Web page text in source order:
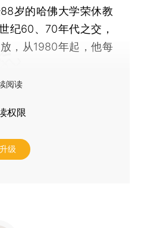
岁的哈佛大学荣休教
纪60、70年代之交，
，从1980年起，他每
阅读
权限
级